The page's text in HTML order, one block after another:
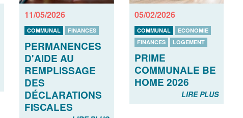
11/05/2026
COMMUNAL FINANCES
PERMANENCES
D'AIDE AU
REMPLISSAGE
DES
DÉCLARATIONS
FISCALES
05/02/2026
COMMUNAL
ECONOMIE
FINANCES
LOGEMENT
PRIME
COMMUNALE BE
HOME 2026
LIRE PLUS